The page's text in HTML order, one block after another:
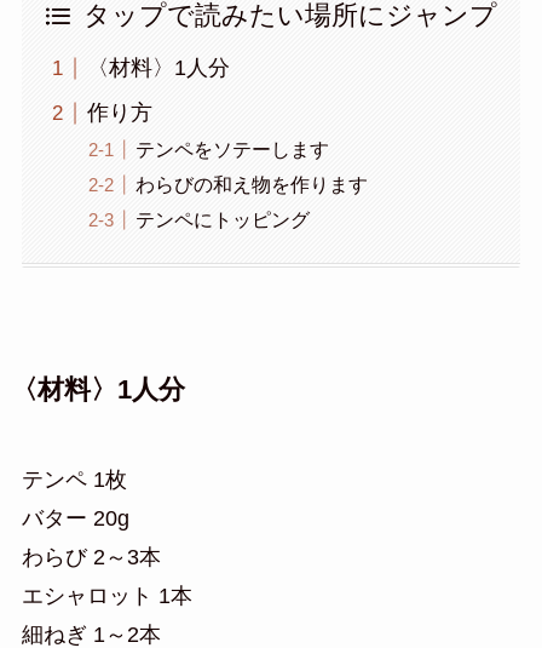
タップで読みたい場所にジャンプ
〈材料〉1人分
作り方
テンペをソテーします
わらびの和え物を作ります
テンペにトッピング
〈材料〉1人分
テンペ 1枚
バター 20g
わらび 2～3本
エシャロット 1本
細ねぎ 1～2本